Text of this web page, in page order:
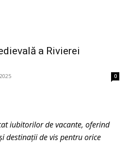
a Rivierei
0
iubitorilor de vacante, oferind
destinații de vis pentru orice